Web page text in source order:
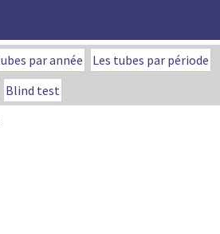
par année
Les tubes par période
Blind test